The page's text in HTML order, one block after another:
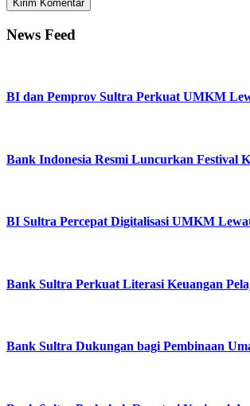
News Feed
BI dan Pemprov Sultra Perkuat UMKM
Bank Indonesia Resmi Luncurkan Festival
BI Sultra Percepat Digitalisasi UMKM
Bank Sultra Perkuat Literasi Keuangan
Bank Sultra Dukungan bagi Pembinaan